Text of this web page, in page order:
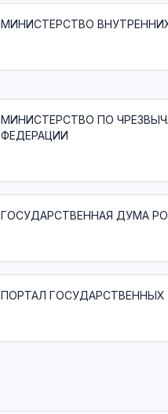
МИНИСТЕРСТВО
МИНИСТЕРСТВО ПО
ФЕДЕРАЦИИ
ГОСУДАРСТВЕННАЯ ДУМА
ПОРТАЛ